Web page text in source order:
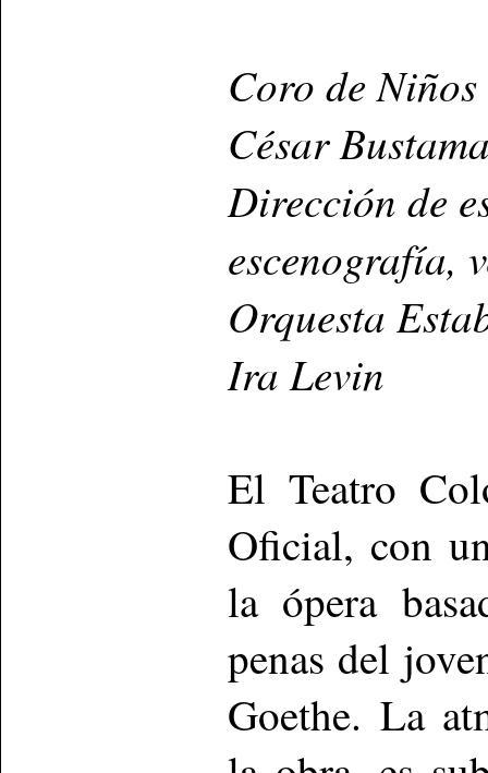
Coro de
César
Dirección de
escenografía,
Orquesta
Ira Levin
El Teatro
Oficial, con
la ópera
penas del
Goethe. La